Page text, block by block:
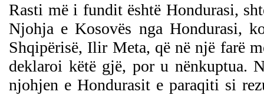
Rasti më i fundit është Hondurasi,
Njohja e Kosovës nga Hondurasi,
Shqipërisë, Ilir Meta, që në një farë
deklaroi këtë gjë, por u nënkuptua.
njohjen e Hondurasit e paraqiti si